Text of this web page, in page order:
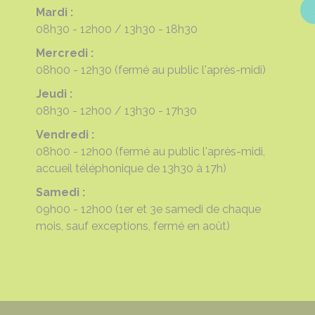
Mardi :
08h30 - 12h00
13h30 - 18h30
Mercredi :
08h00 - 12h30 (fermé au public l'après-midi)
Jeudi :
08h30 - 12h00
13h30 - 17h30
Vendredi :
08h00 - 12h00 (fermé au public l'après-midi,
accueil téléphonique de 13h30 à 17h)
Samedi :
09h00 - 12h00 (1er et 3e samedi de chaque
mois, sauf exceptions, fermé en août)